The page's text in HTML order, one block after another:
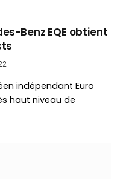
Benz EQE obtient
indépendant Euro
haut niveau de